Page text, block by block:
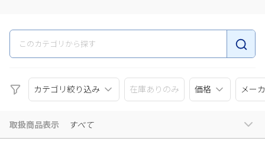
カテゴリ絞り込み 在庫ありのみ 価格 メー
取扱商品表示 すべて